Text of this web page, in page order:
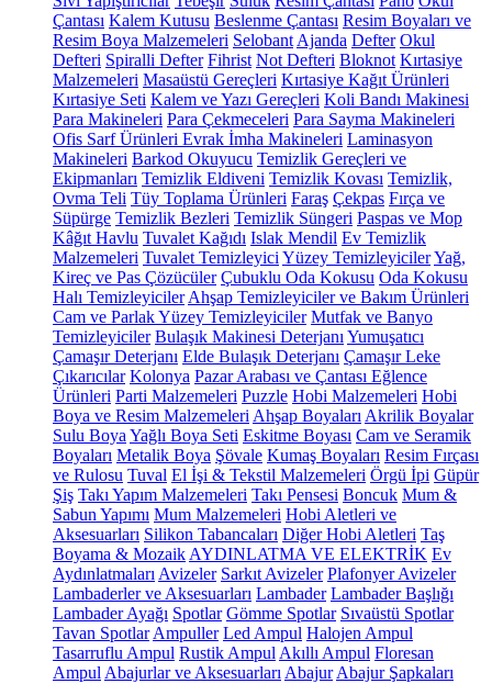
Çantası Kalem Kutusu Beslenme Çantası Resim Boyaları ve
Resim Boya Malzemeleri Selobant Ajanda Defter Okul
Defteri Spiralli Defter Fihrist Not Defteri Bloknot Kırtasiye
Malzemeleri Masaüstü Gereçleri Kırtasiye Kağıt Ürünleri
Kırtasiye Seti Kalem ve Yazı Gereçleri Koli Bandı Makinesi
Para Makineleri Para Çekmeceleri Para Sayma Makineleri
Ofis Sarf Ürünleri Evrak İmha Makineleri Laminasyon
Makineleri Barkod Okuyucu Temizlik Gereçleri ve
Ekipmanları Temizlik Eldiveni Temizlik Kovası Temizlik,
Ovma Teli Tüy Toplama Ürünleri Faraş Çekpas Fırça ve
Süpürge Temizlik Bezleri Temizlik Süngeri Paspas ve Mop
Kâğıt Havlu Tuvalet Kağıdı Islak Mendil Ev Temizlik
Malzemeleri Tuvalet Temizleyici Yüzey TemizleyicilerYağ,
Kireç ve Pas Çözücüler Çubuklu Oda Kokusu Oda Kokusu
Halı Temizleyiciler Ahşap Temizleyiciler ve Bakım Ürünleri
Cam ve Parlak Yüzey Temizleyiciler Mutfak ve Banyo
Temizleyiciler Bulaşık Makinesi Deterjanı Yumuşatıcı
Çamaşır Deterjanı Elde Bulaşık Deterjanı Çamaşır Leke
Çıkarıcılar Kolonya Pazar Arabası ve Çantası Eğlence
Ürünleri Parti Malzemeleri Puzzle Hobi Malzemeleri Hobi
Boya ve Resim Malzemeleri Ahşap Boyaları Akrilik Boyalar
Sulu Boya Yağlı Boya Seti Eskitme Boyası Cam ve Seramik
Boyaları Metalik Boya Şövale Kumaş Boyaları Resim Fırçası
ve Rulosu Tuval El İşi & Tekstil Malzemeleri Örgü İpi Güpür
Şiş Takı Yapım Malzemeleri Takı Pensesi Boncuk Mum &
Sabun Yapımı Mum Malzemeleri Hobi Aletleri ve
Aksesuarları Silikon Tabancaları Diğer Hobi Aletleri Taş
Boyama & Mozaik AYDINLATMA VE ELEKTRİK Ev
Aydınlatmaları Avizeler Sarkıt Avizeler Plafonyer Avizeler
Lambaderler ve Aksesuarları Lambader Lambader Başlığı
Lambader Ayağı Spotlar Gömme Spotlar Sıvaüstü Spotlar
Tavan Spotlar Ampuller Led Ampul Halojen Ampul
Tasarruflu Ampul Rustik Ampul Akıllı Ampul Floresan
Ampul Abajurlar ve Aksesuarları Abajur Abajur Şapkaları